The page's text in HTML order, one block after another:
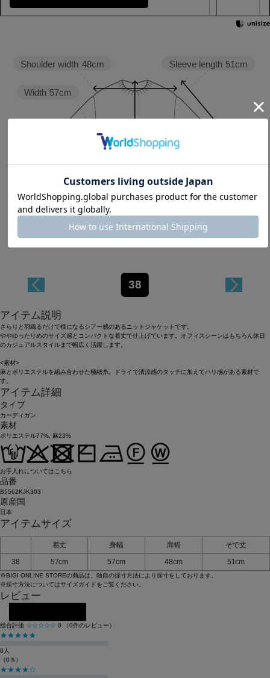
Sleeve length 51cm
57cm
Width 57cm
Shoulder width 48cm
38
アイテム説明
さらりと羽織るだけで様になるシアー感のあるニットジャケットです。
ややゆったりめのサイズ感とコンパクトな着丈で仕上げています。オフィスシーンはもちろん休日
のカジュアルスタイルまで幅広く活躍します。
<素材>
麻とポリエステルを組み合わせた極細糸。ドライで清涼感のタッチに加えてハリ感がある素材で
す。
アイテム詳細
タイプ
カーディガン
素材
ポリエステル77%, 麻23%
お手入れについてはこちら
品番
B5562KJK303
原産国
日本
アイテムサイズ
着丈 身幅 肩幅
そで丈
38
57cm 57cm 48cm 51cm
※BIGI ONLINE STOREの商品は、独自の採寸方法により採寸をしております。
※採寸方法についてはサイズガイドをご覧ください。
レビュー
総合評価 ☆☆☆☆☆ 0 （0件のレビュー）
★★★★★
0人
（0％）
★★★★☆